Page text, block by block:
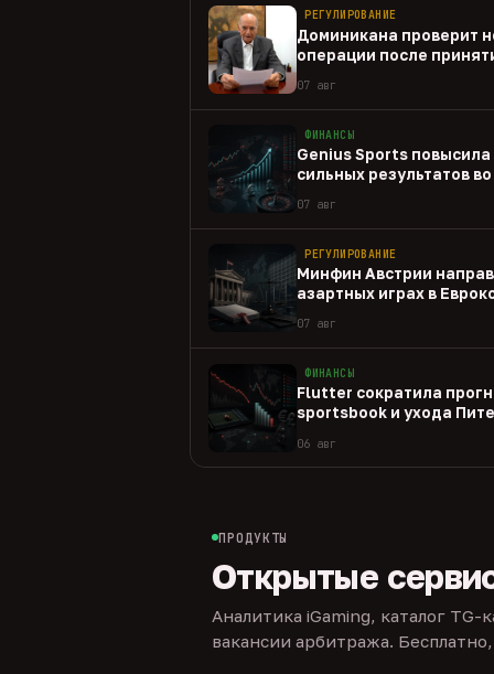
РЕГУЛИРОВАНИЕ
Доминикана проверит
операции после
07 авг
ФИНАНСЫ
Genius Sports
сильных результатов
07 авг
РЕГУЛИРОВАНИЕ
Минфин Австрии
азартных играх в
07 авг
ФИНАНСЫ
Flutter сократила
sportsbook и ухода
06 авг
ПРОДУКТЫ
Открытые
Аналитика iGaming, каталог
вакансии арбитража.